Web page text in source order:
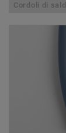
Cordoli di